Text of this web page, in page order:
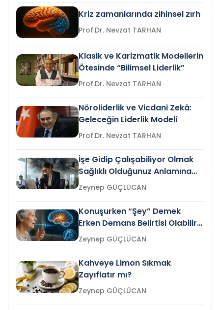
Kriz zamanlarında zihinsel zırh
Prof.Dr. Nevzat TARHAN
Klasik ve Karizmatik Modellerin
Ötesinde “Bilimsel Liderlik”
Prof.Dr. Nevzat TARHAN
Nöroliderlik ve Vicdani Zekâ:
Geleceğin Liderlik Modeli
Prof.Dr. Nevzat TARHAN
İşe Gidip Çalışabiliyor Olmak
Sağlıklı Olduğunuz Anlamına
Gelir mi?Zeynep GÜÇLÜCAN
Konuşurken “Şey” Demek
Erken Demans Belirtisi Olabilir
mi?
Zeynep GÜÇLÜCAN
Kahveye Limon Sıkmak
Zayıflatır mı?
Zeynep GÜÇLÜCAN